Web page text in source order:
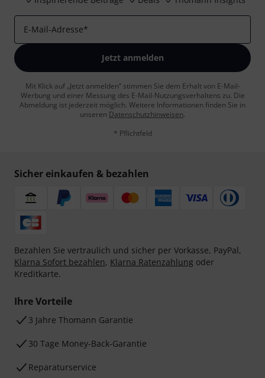
E-Mail-Adresse*
Jetzt anmelden
Mit Klick auf „Jetzt anmelden“ stimmen Sie dem Erhalt von E-Mail-
Werbung und einer Messung des E-Mail-Nutzungsverhaltens zu. Die
Abmeldung ist jederzeit möglich. Weitere Informationen finden Sie in
unseren Datenschutzhinweisen.
* Pflichtfeld
Sicher einkaufen & bezahlen
Bezahlen Sie vertraulich und sicher per Vorkasse, PayPal,
Klarna Sofort bezahlen, Klarna Ratenzahlung oder
Kreditkarte.
Ihre Vorteile
3 Jahre Thomann Garantie
30 Tage Money-Back-Garantie
Reparaturservice